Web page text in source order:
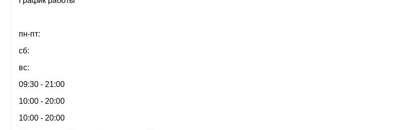
пн-пт:
сб:
вс:
09:30 - 21:00
10:00 - 20:00
10:00 - 20:00